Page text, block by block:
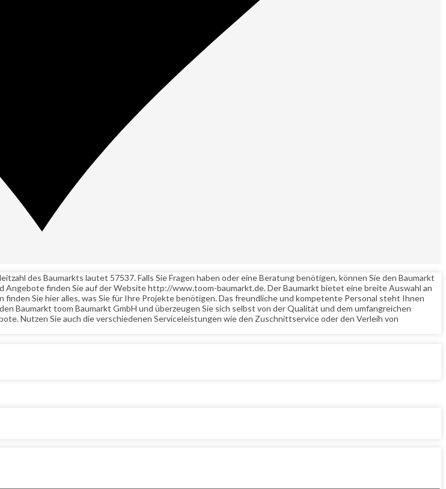
des Baumarkts lautet 57537. Falls Sie Fragen haben oder eine Beratung benötigen, können Sie den Baumarkt
finden Sie auf der Website http://www.toom-baumarkt.de. Der Baumarkt bietet eine breite Auswahl an
Sie hier alles, was Sie für Ihre Projekte benötigen. Das freundliche und kompetente Personal steht Ihnen
Baumarkt toom Baumarkt GmbH und überzeugen Sie sich selbst von der Qualität und dem umfangreichen
Nutzen Sie auch die verschiedenen Serviceleistungen wie den Zuschnittservice oder den Verleih von